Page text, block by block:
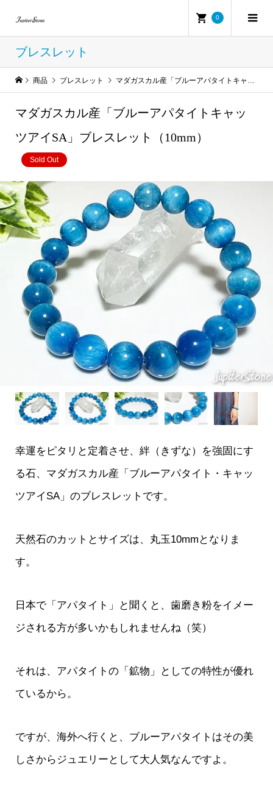
0
ブレスレット
商品 ブレスレット マダガスカル産「ブルーアパタイトキャッツアイSA」ブレスレット（10mm）
マダガスカル産「ブルーアパタイトキャッ
ツアイSA」ブレスレット（10mm）
Sold Out
幸運をピタリと定着させ、絆（きずな）を強固にす
る石、マダガスカル産「ブルーアパタイト・キャッ
ツアイSA」のブレスレットです。
天然石のカットとサイズは、丸玉10mmとなりま
す。
日本で「アパタイト」と聞くと、歯磨き粉をイメー
ジされる方が多いかもしれませんね（笑）
それは、アパタイトの「鉱物」としての特性が優れ
ているから。
ですが、海外へ行くと、ブルーアパタイトはその美
しさからジュエリーとして大人気なんですよ。